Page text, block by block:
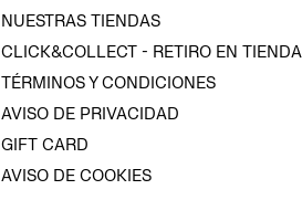
NUESTRAS TIENDAS
CLICK&COLLECT - RETIRO EN TIENDA
TÉRMINOS Y CONDICIONES
AVISO DE PRIVACIDAD
GIFT CARD
AVISO DE COOKIES